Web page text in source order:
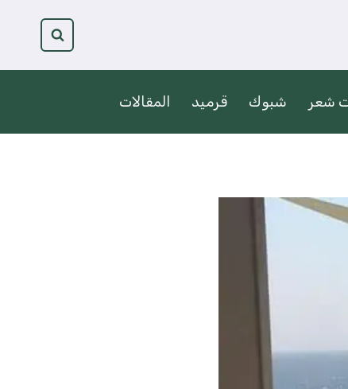
شعر شبوك قرميد المقالات